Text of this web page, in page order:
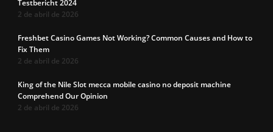
Testbericht 2024
2 de abril de 2026
Freshbet Casino Games Not Working? Common Causes and How to
Fix Them
2 de abril de 2026
King of the Nile Slot mecca mobile casino no deposit machine
Comprehend Our Opinion
2 de abril de 2026